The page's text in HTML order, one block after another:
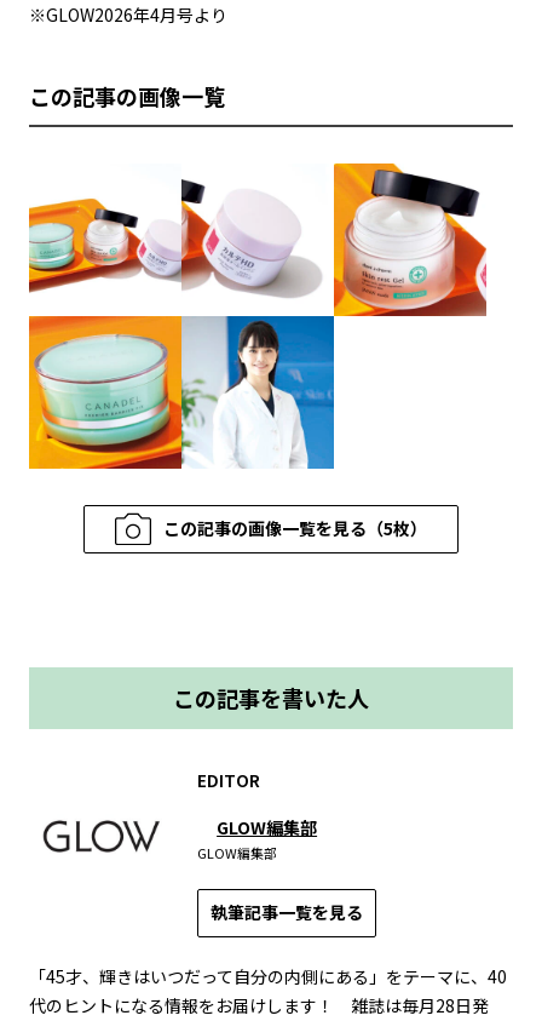
※GLOW2026年4月号より
この記事の画像一覧
この記事の画像一覧を見る（5枚）
この記事を書いた人
EDITOR
GLOW編集部
GLOW編集部
執筆記事一覧を見る
「45才、輝きはいつだって自分の内側にある」をテーマに、40
代のヒントになる情報をお届けします！ 雑誌は毎月28日発